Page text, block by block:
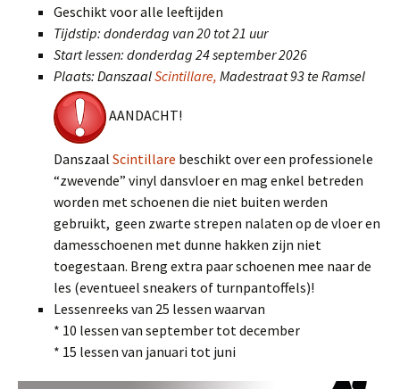
Geschikt voor alle leeftijden
Tijdstip: donderdag van 20 tot 21 uur
Start lessen: donderdag 24 september 2026
Plaats: DanszaalScintillare, Madestraat 93 te Ramsel
AANDACHT!
Danszaal Scintillare beschikt over een professionele
“zwevende” vinyl dansvloer en mag enkel betreden
worden met schoenen die niet buiten werden
gebruikt, geen zwarte strepen nalaten op de vloer en
damesschoenen met dunne hakken zijn niet
toegestaan. Breng extra paar schoenen mee naar de
les (eventueel sneakers of turnpantoffels)!
Lessenreeks van 25 lessen waarvan
* 10 lessen van september tot december
* 15 lessen van januari tot juni